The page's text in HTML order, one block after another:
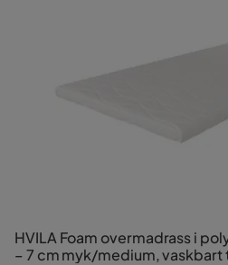
HVILA Foam overmadrass i
– 7 cm myk/medium, vaskbart